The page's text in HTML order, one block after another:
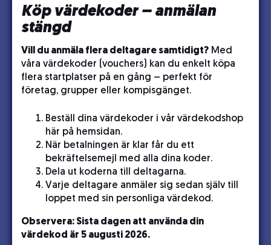
Köp värdekoder – anmälan
stängd
Vill du anmäla flera deltagare samtidigt? Med
våra värdekoder (vouchers) kan du enkelt köpa
flera startplatser på en gång – perfekt för
företag, grupper eller kompisgänget.
Beställ dina värdekoder i vår värdekodshop
här på hemsidan.
När betalningen är klar får du ett
bekräftelsemejl med alla dina koder.
Dela ut koderna till deltagarna.
Varje deltagare anmäler sig sedan själv till
loppet med sin personliga värdekod.
Observera: Sista dagen att använda din
värdekod är 5 augusti 2026.